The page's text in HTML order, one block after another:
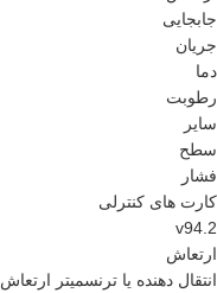
جابجایی
جریان
دما
رطوبت
سایر
سطح
فشار
کارت های کنترلی
v94.2
ارتعاش
انتقال دهنده یا ترنسمیتر ارتعاش